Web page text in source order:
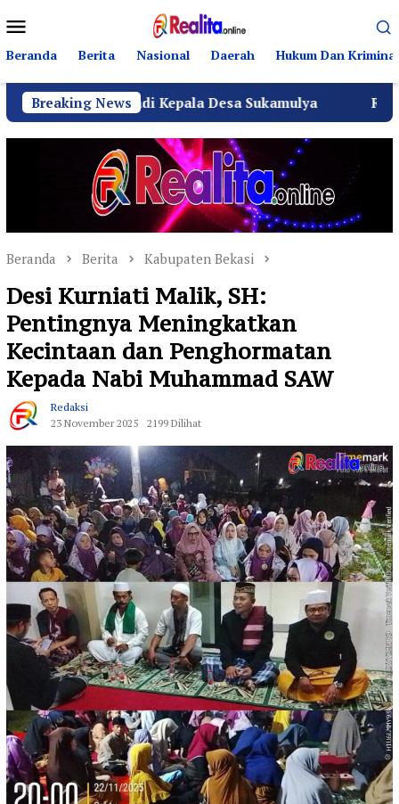
ke
kontenMobile
Beranda Berita Nasional Daerah Hukum Dan Kriminal
Breaking News
Kepala Desa Sukamulya Ribuan Warga
Beranda Berita Kabupaten Bekasi
Desi Kurniati Malik, SH:
Pentingnya Meningkatkan
Kecintaan dan Penghormatan
Kepada Nabi Muhammad SAW
Redaksi
23 November 2025
2199 Dilihat